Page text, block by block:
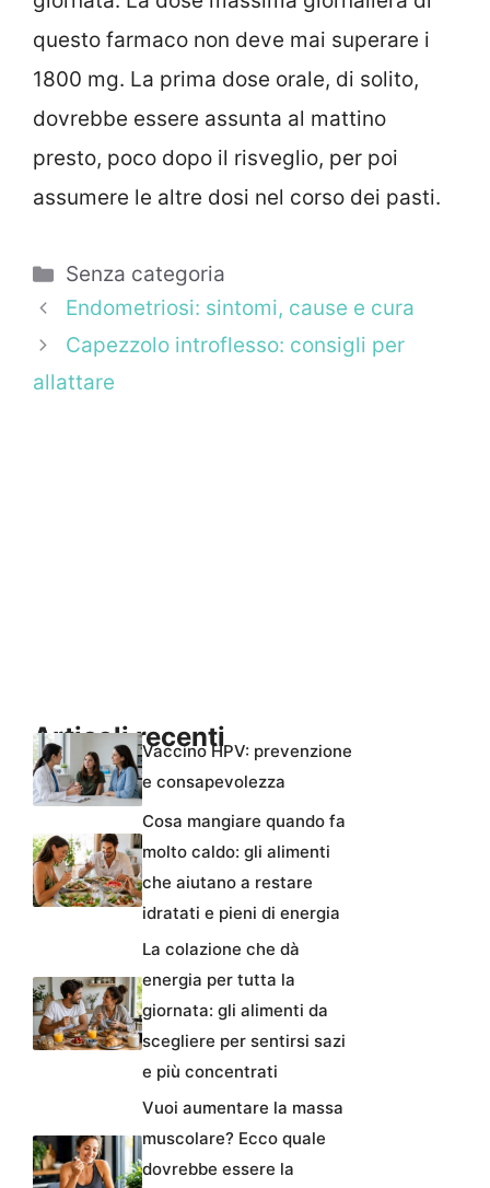
questo farmaco non deve mai superare i
1800 mg. La prima dose orale, di solito,
dovrebbe essere assunta al mattino
presto, poco dopo il risveglio, per poi
assumere le altre dosi nel corso dei pasti.
Categorie
Senza categoria
Endometriosi: sintomi, cause e cura
Capezzolo introflesso: consigli per
allattare
Articoli recentiVaccino HPV: prevenzione
e consapevolezza
Cosa mangiare quando fa
molto caldo: gli alimenti
che aiutano a restare
idratati e pieni di energia
La colazione che dà
energia per tutta la
giornata: gli alimenti da
scegliere per sentirsi sazi
e più concentrati
Vuoi aumentare la massa
muscolare? Ecco quale
dovrebbe essere la